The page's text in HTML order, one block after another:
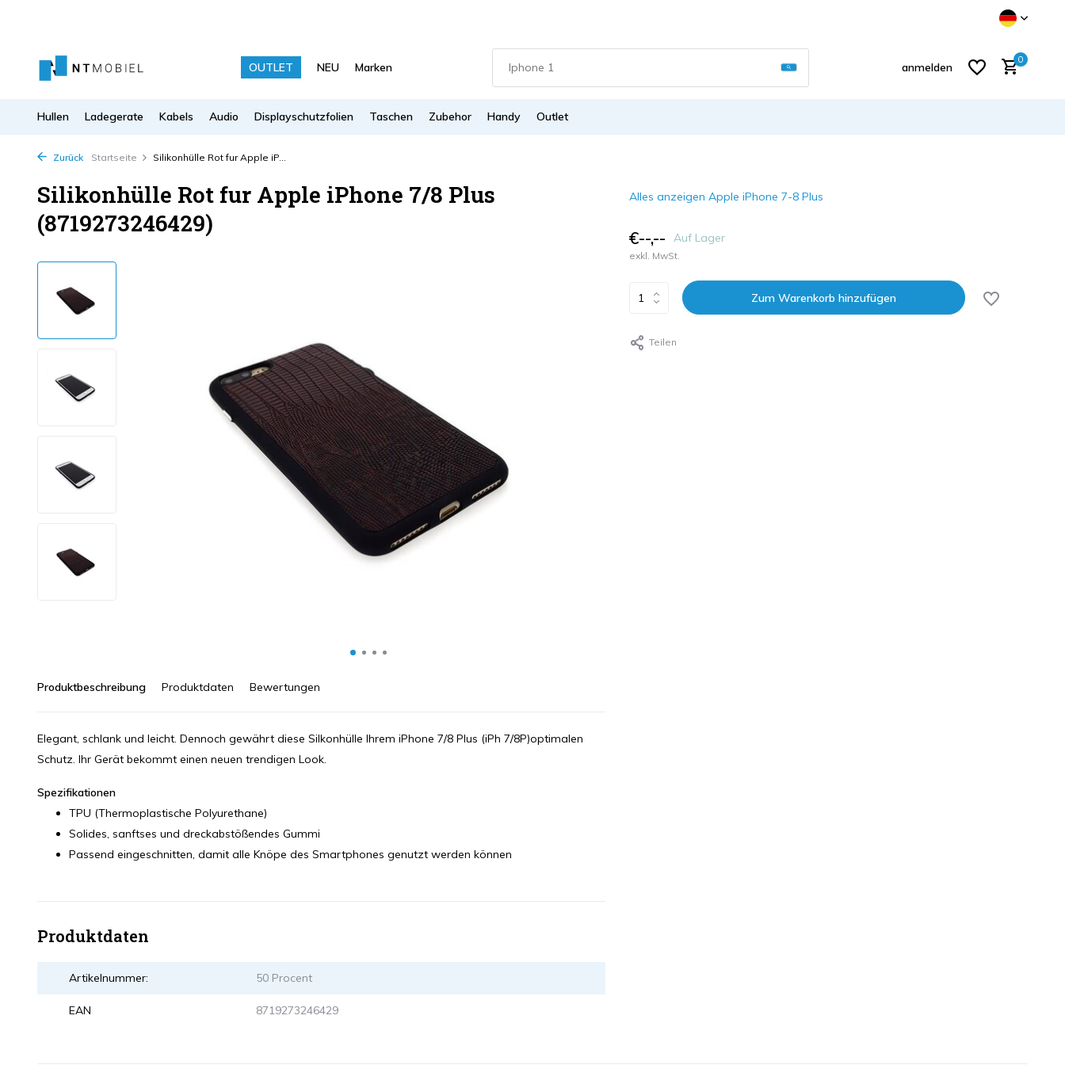
OUTLET NEU Marken
Verwende die Pfeile nach oben und unten, um
anmelden
0
Hullen Ladegerate Kabels Audio Displayschutzfolien Taschen Zubehor Handy Outlet
Zurück Startseite Silikonhülle Rot fur Apple iP...
Silikonhülle Rot fur Apple iPhone 7/8 Plus
(8719273246429)
Produktbeschreibung Produktdaten Bewertungen
Elegant, schlank und leicht. Dennoch gewährt diese Silkonhülle Ihrem iPhone 7/8 Plus (iPh 7/8P)optimalen
Schutz. Ihr Gerät bekommt einen neuen trendigen Look.
Spezifikationen
TPU (Thermoplastische Polyurethane)
Solides, sanftses und dreckabstößendes Gummi
Passend eingeschnitten, damit alle Knöpe des Smartphones genutzt werden können
Produktdaten
Artikelnummer: 50 Procent
EAN 8719273246429
Alles anzeigen Apple iPhone 7-8 Plus
€--,-- Auf Lager
exkl. MwSt.
Zum Warenkorb hinzufügen
Teilen